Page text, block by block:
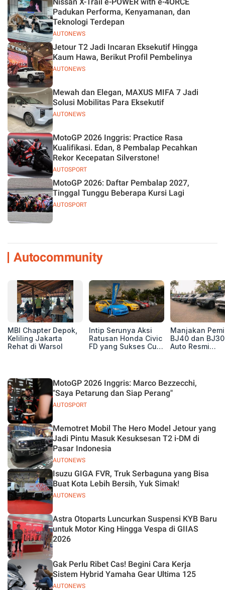
AUTONEWS
Padukan Performa, Kenyamanan, dan
Teknologi Terdepan
AUTONEWS
Jetour T2 Jadi Incaran Eksekutif Hingga
Kaum Hawa, Berikut Profil Pembelinya
AUTONEWS
Mewah dan Elegan, MAXUS MIFA 7 Jadi
Solusi Mobilitas Para Eksekutif
AUTOSPORT
MotoGP 2026 Inggris: Practice Rasa
Kualifikasi. Edan, 8 Pembalap Pecahkan
Rekor Kecepatan Silverstone!
AUTOSPORT
MotoGP 2026: Daftar Pembalap 2027,
Tinggal Tunggu Beberapa Kursi Lagi
Autocommunity
MBI Chapter Depok,
Keliling Jakarta
Rehat di Warsol
Intip Serunya Aksi
Ratusan Honda Civic
FD yang Sukses Curi
Manjakan
BJ40 dan
Auto Resmi
AUTOSPORT
MotoGP 2026 Inggris: Marco Bezzecchi,
"Saya Petarung dan Siap Perang"
AUTONEWS
Memotret Mobil The Hero Model Jetour yang
Jadi Pintu Masuk Kesuksesan T2 i-DM di
Pasar Indonesia
AUTONEWS
Isuzu GIGA FVR, Truk Serbaguna yang Bisa
Buat Kota Lebih Bersih, Yuk Simak!
Astra Otoparts Luncurkan Suspensi KYB Baru
untuk Motor King Hingga Vespa di GIIAS
2026
AUTONEWS
Gak Perlu Ribet Cas! Begini Cara Kerja
Sistem Hybrid Yamaha Gear Ultima 125